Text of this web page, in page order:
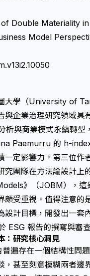
Double Materiality
Model
大學（University of
企業治理研究領域具
析與商業模式永續轉
Paemurru 的 h-
一定影響力。第三位
團隊在方法論設計上
》（JOBM），這
受重視。值得注意的
計目標，開發出一套
ESG 報告的撰寫與審
：研究核心洞見
遍存在一個結構性問
甚至刻意模糊兩者邊